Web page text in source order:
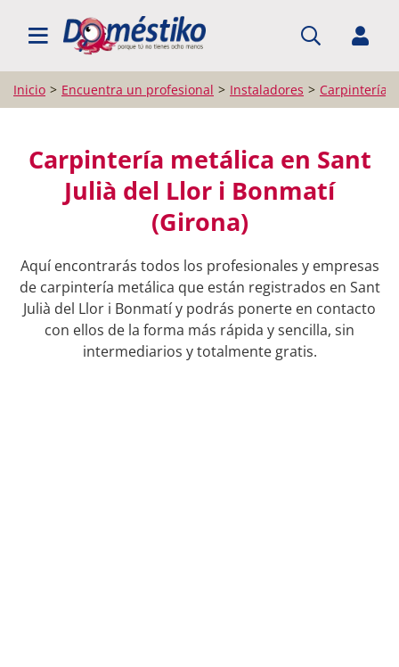
BUSCAR PROFESIONALES
Inicio Encuentra un profesional Instaladores Carpintería
Carpintería metálica en Sant
Julià del Llor i Bonmatí
(Girona)
Aquí encontrarás todos los profesionales y empresas
de carpintería metálica que están registrados en Sant
Julià del Llor i Bonmatí y podrás ponerte en contacto
con ellos de la forma más rápida y sencilla, sin
intermediarios y totalmente gratis.